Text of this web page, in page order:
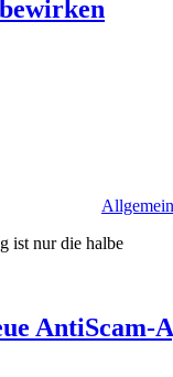
Allgemein
ist nur die halbe
AntiScam-